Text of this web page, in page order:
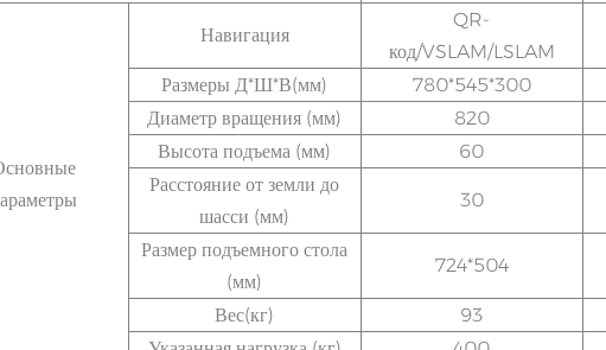
Навигация
QR-
код/VSLAM/LSLAM
Размеры Д*Ш*В(мм)
780*545*300
Диаметр вращения (мм)
820
Высота подъема (мм)
60
Расстояние от земли до
шасси (мм)
30
Размер подъемного стола
(мм)
724*504
Вес(кг) 93